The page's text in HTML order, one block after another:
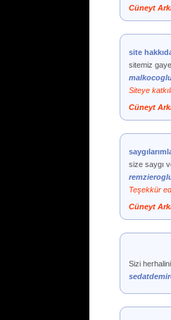
Cüneyt
site
sitemiz
Siteye
Cüneyt
size saygı
Teşekkür
Cüneyt
Sizi